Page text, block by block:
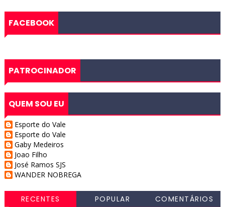
FACEBOOK
PATROCINADOR
QUEM SOU EU
Esporte do Vale
Esporte do Vale
Gaby Medeiros
Joao Filho
José Ramos SJS
WANDER NOBREGA
RECENTES POPULAR COMENTÁRIOS